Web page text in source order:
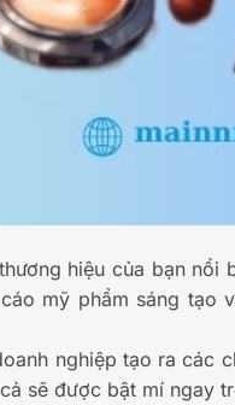
hiệu của bạn nổi
mỹ phẩm sáng tạo
nghiệp tạo ra các
sẽ được bật mí ngay